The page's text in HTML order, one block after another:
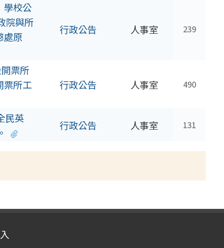
學校公
院與所
處原
行政公告 人事室 239
票所
票所工
行政公告 人事室 490
民英
行政公告 人事室 131